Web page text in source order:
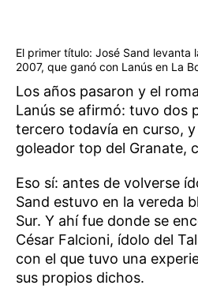
El primer título: José Sand levanta
2007, que ganó con Lanús en La
Los años pasaron y el
Lanús se afirmó: tuvo dos
tercero todavía en curso,
goleador top del Granate,
Eso sí: antes de volverse
Sand estuvo en la vereda
Sur. Y ahí fue donde se
César Falcioni, ídolo del
con el que tuvo una
sus propios dichos.